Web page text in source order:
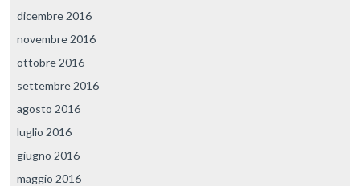
dicembre 2016
novembre 2016
ottobre 2016
settembre 2016
agosto 2016
luglio 2016
giugno 2016
maggio 2016